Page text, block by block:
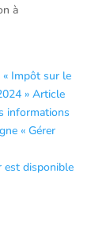
à
Impôt sur le
» Article
informations
« Gérer
est disponible